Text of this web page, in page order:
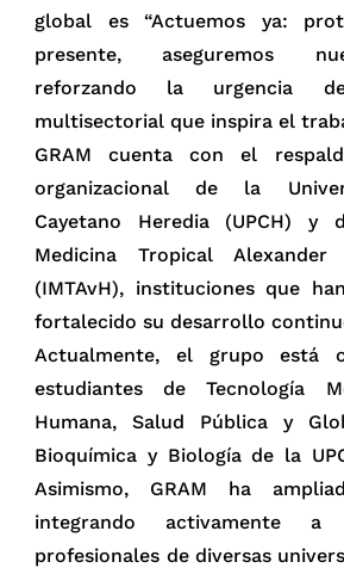
global es “Actuemos ya:
presente, aseguremos
reforzando la urgencia
multisectorial que inspira el
GRAM cuenta con el
organizacional de la
Cayetano Heredia (UPCH) y
Medicina Tropical
(IMTAvH), instituciones que
fortalecido su desarrollo
Actualmente, el grupo está
estudiantes de Tecnología
Humana, Salud Pública y
Bioquímica y Biología de la
Asimismo, GRAM ha
integrando activamente a
profesionales de diversas